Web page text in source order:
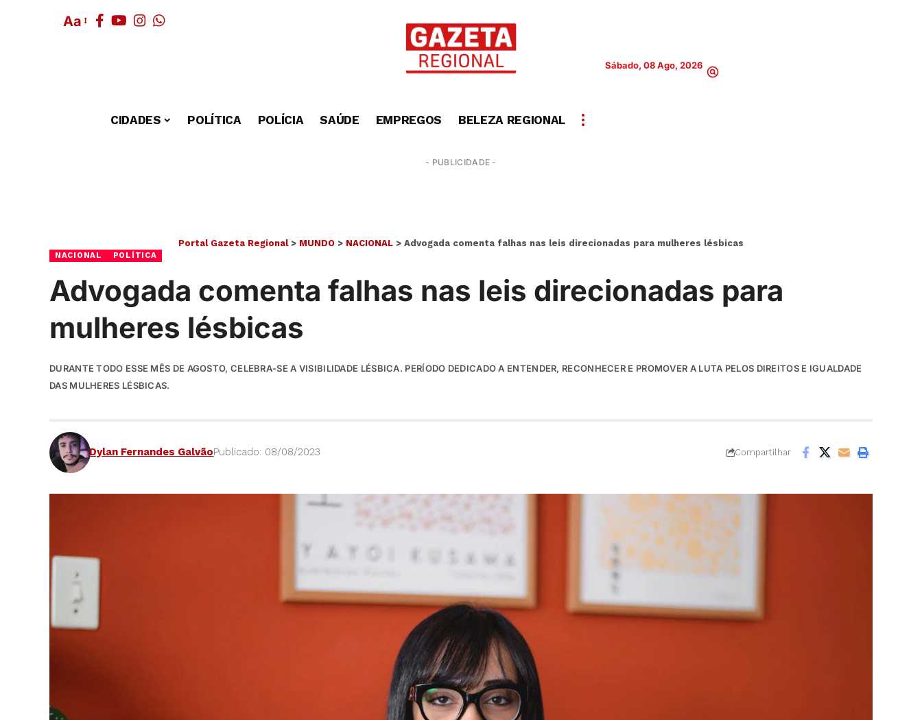
Aa
Sábado, 08 Ago, 2026
CIDADES POLÍTICA POLÍCIA SAÚDE EMPREGOS BELEZA REGIONAL
- PUBLICIDADE -
Portal Gazeta Regional> MUNDO > NACIONAL > Advogada comenta falhas nas leis direcionadas para mulheres lésbicas
NACIONAL POLÍTICA
Advogada comenta falhas nas leis direcionadas para
mulheres lésbicas
DURANTE TODO ESSE MÊS DE AGOSTO, CELEBRA-SE A VISIBILIDADE LÉSBICA. PERÍODO DEDICADO A ENTENDER, RECONHECER E PROMOVER A LUTA PELOS DIREITOS E IGUALDADE
DAS MULHERES LÉSBICAS.
Dylan Fernandes GalvãoPublicado: 08/08/2023 Compartilhar